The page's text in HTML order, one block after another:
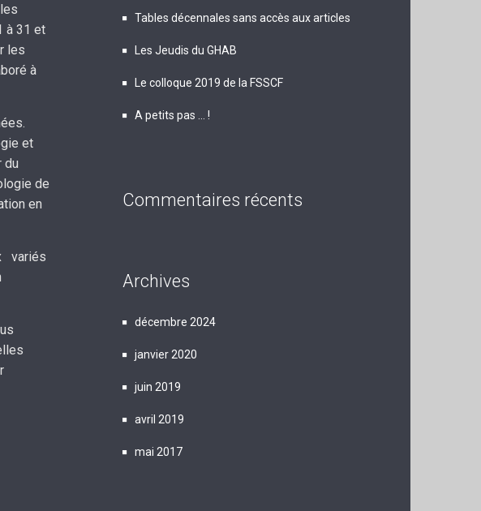
à 31 et
les
à
et
du
de
en
variés
Tables décennales sans accès aux articles
Les Jeudis du GHAB
Le colloque 2019 de la FSSCF
A petits pas … !
Commentaires récents
Archives
décembre 2024
janvier 2020
juin 2019
avril 2019
mai 2017